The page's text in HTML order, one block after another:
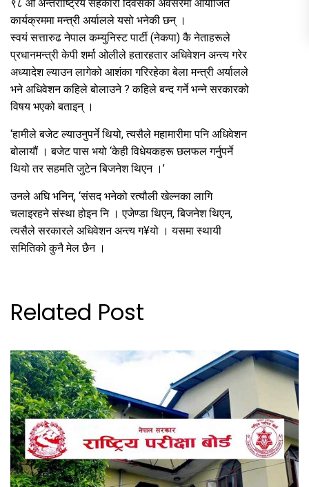
९८ औं अन्तर्राष्ट्रिय सहकारी दिवसका अवसरमा आयोजित
कार्यक्रममा मन्त्री अर्यालले यसो भनेकी छन् ।
स्वयं सत्तारुढ नेपाल कम्युनिस्ट पार्टी (नेकपा) कै नेताहरूले
प्रधानमन्त्री केपी शर्मा ओलीले हतारहतार अधिवेशन अन्त्य गरेर
अध्यादेश ल्याउन लागेको आशंका गरिरहेका बेला मन्त्री अर्यालले
भने अधिवेशन कहिले बोलाउने ? कहिले बन्द गर्ने भन्ने सरकारको
विषय भएको बताइन् ।
‘हामीले बजेट ल्याउनुपर्ने थियो, त्यसैले महामारीमा पनि अधिवेशन
बोलायौं । बजेट पास भयो ‘केही विधेयकहरू छलफल गर्नुपर्ने
थियो तर सहमति जुटेन बिजनेश थिएन ।’
उनले अघि भनिन्, ‘संसद भनेको रत्यौली खेल्नका लागि
चलाइरहने संस्था होइन नि । एजेण्डा थिएन, बिजनेश थिएन,
त्यसैले सरकारले अधिवेशन अन्त्य ग¥यो । यसमा स्थायी
समितिको कुनै मेल छैन ।
Related Post